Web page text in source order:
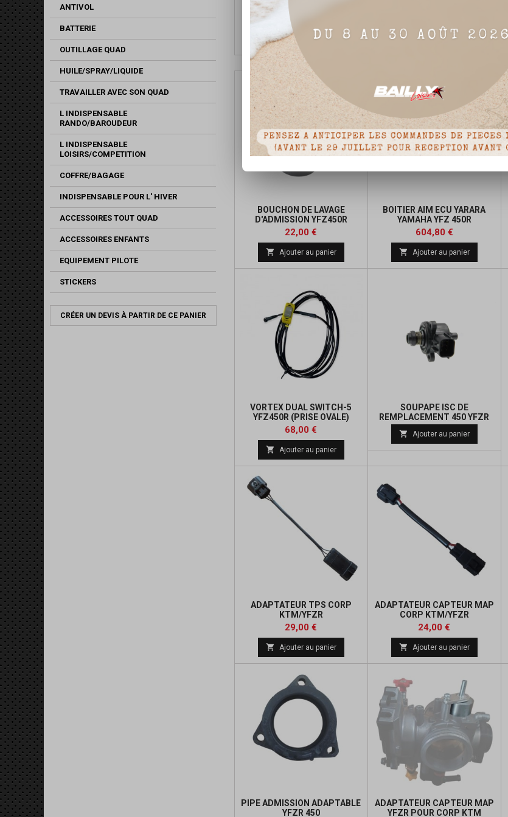
ANTIVOL
BATTERIE
OUTILLAGE QUAD
HUILE/SPRAY/LIQUIDE
TRAVAILLER AVEC SON QUAD
L INDISPENSABLE
RANDO/BAROUDEUR
L INDISPENSABLE
LOISIRS/COMPETITION
COFFRE/BAGAGE
INDISPENSABLE POUR L' HIVER
ACCESSOIRES TOUT QUAD
ACCESSOIRES ENFANTS
EQUIPEMENT PILOTE
STICKERS
CRÉER UN DEVIS À PARTIR DE CE PANIER
MOTO START SPRAY D AIDE
AU DÉMARRAGE MOTEUR
 Ajouter au panier Prix
6,00 €
BOUCHON DE LAVAGE
D'ADMISSION YFZ450R
Prix
22,00 €
 Ajouter au panier
BOITIER AIM ECU YARARA
YAMAHA YFZ 450R
Prix
604,80 €Prix
de
base
 Ajouter au panier
VORTEX DUAL SWITCH-5
YFZ450R (PRISE OVALE)
Prix
68,00 €
base
 Ajouter au panier
SOUPAPE ISC DE
REMPLACEMENT 450 YFZR
 Ajouter au panier
ADAPTATEUR TPS CORP
KTM/YFZR
Prix
29,00 €
 Ajouter au panier
ADAPTATEUR CAPTEUR MAP
CORP KTM/YFZR
Prix
24,00 €
 Ajouter au panier
PIPE ADMISSION ADAPTABLE
YFZR 450
ADAPTATEUR CAPTEUR MAP
YFZR POUR CORP KTM